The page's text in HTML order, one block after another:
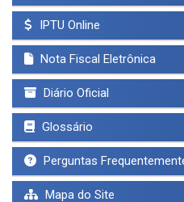
IPTU Online
Nota Fiscal Eletrônica
Diário Oficial
Glossário
Perguntas
Mapa do Site